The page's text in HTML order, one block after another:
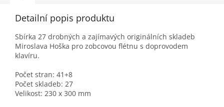
Detailní popis produktu
Sbírka 27 drobných a zajímavých originálních skladeb
Miroslava Hoška pro zobcovou flétnu s doprovodem
klavíru.
Počet stran: 41+8
Počet skladeb: 27
Velikost: 230 x 300 mm